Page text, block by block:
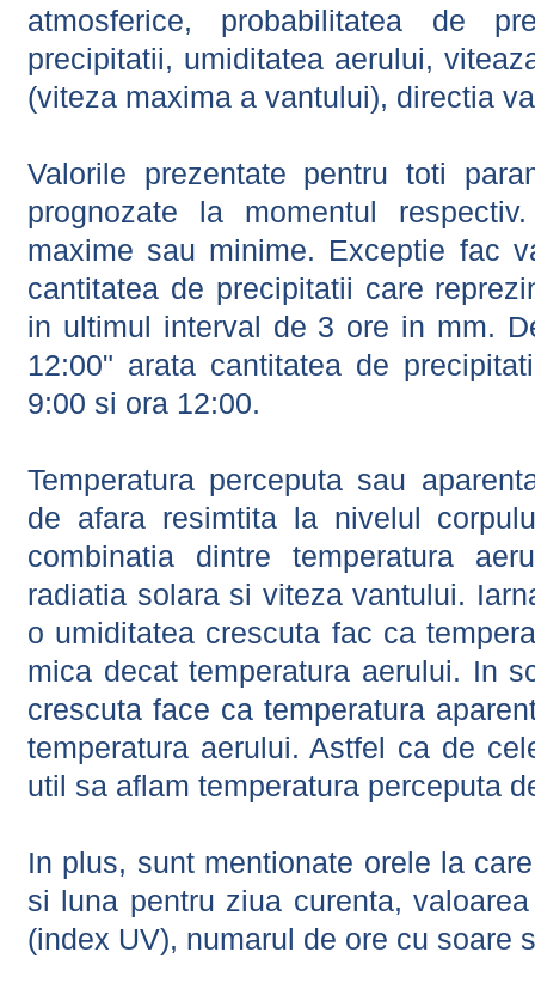
atmosferice, probabilitatea de
precipitatii, umiditatea aerului,
(viteza maxima a vantului), directia
Valorile prezentate pentru toti
prognozate la momentul
maxime sau minime. Exceptie fac
cantitatea de precipitatii care
in ultimul interval de 3 ore in mm.
12:00" arata cantitatea de
9:00 si ora 12:00.
Temperatura perceputa sau
de afara resimtita la nivelul
combinatia dintre temperatura
radiatia solara si viteza vantului.
o umiditatea crescuta fac ca
mica decat temperatura aerului. In
crescuta face ca temperatura
temperatura aerului. Astfel ca de
util sa aflam temperatura perceputa
In plus, sunt mentionate orele la
si luna pentru ziua curenta,
(index UV), numarul de ore cu soare